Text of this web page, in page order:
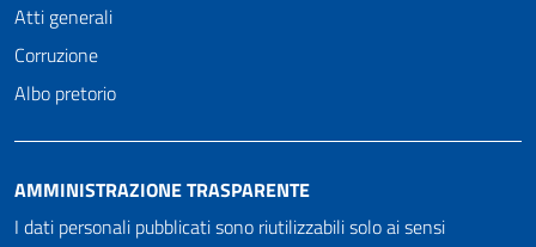
Atti generali
Corruzione
Albo pretorio
AMMINISTRAZIONE TRASPARENTE
I dati personali pubblicati sono riutilizzabili solo ai sensi